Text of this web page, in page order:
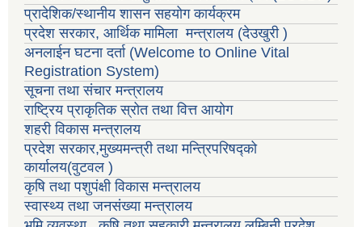
प्रादेशिक/स्थानीय शासन सहयोग कार्यक्रम
प्रदेश सरकार, आर्थिक मामिला मन्त्रालय (देउखुरी )
अनलाईन घटना दर्ता (Welcome to Online Vital
Registration System)
सूचना तथा संचार मन्त्रालय
राष्ट्रिय प्राकृतिक स्रोत तथा वित्त आयोग
शहरी विकास मन्त्रालय
प्रदेश सरकार,मुख्यमन्त्री तथा मन्त्रिपरिषद्को
कार्यालय(वुटवल )
कृषि तथा पशुपंक्षी विकास मन्त्रालय
स्वास्थ्य तथा जनसंख्या मन्त्रालय